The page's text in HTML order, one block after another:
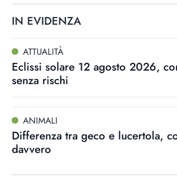
IN EVIDENZA
ATTUALITÀ
Eclissi solare 12 agosto 2026,
senza rischi
ANIMALI
Differenza tra geco e lucertola,
davvero